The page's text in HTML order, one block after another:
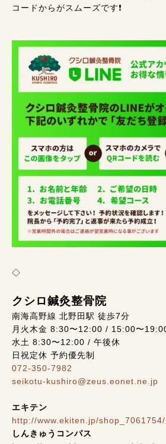
コードからがスムーズです❗
◇
クシロ鍼灸整骨院
南海高野線 北野田駅 徒歩7分
月火木金 8:30〜12:00 / 15:00〜
水土 8:30〜12:00 / 午後休
日祝定休 予約優先制
072-350-7982
seikotu-kushiro@zeus.eonet.ne.jp
エキテン
http://www.ekiten.jp/shop_7061754/
しんきゅうコンパス